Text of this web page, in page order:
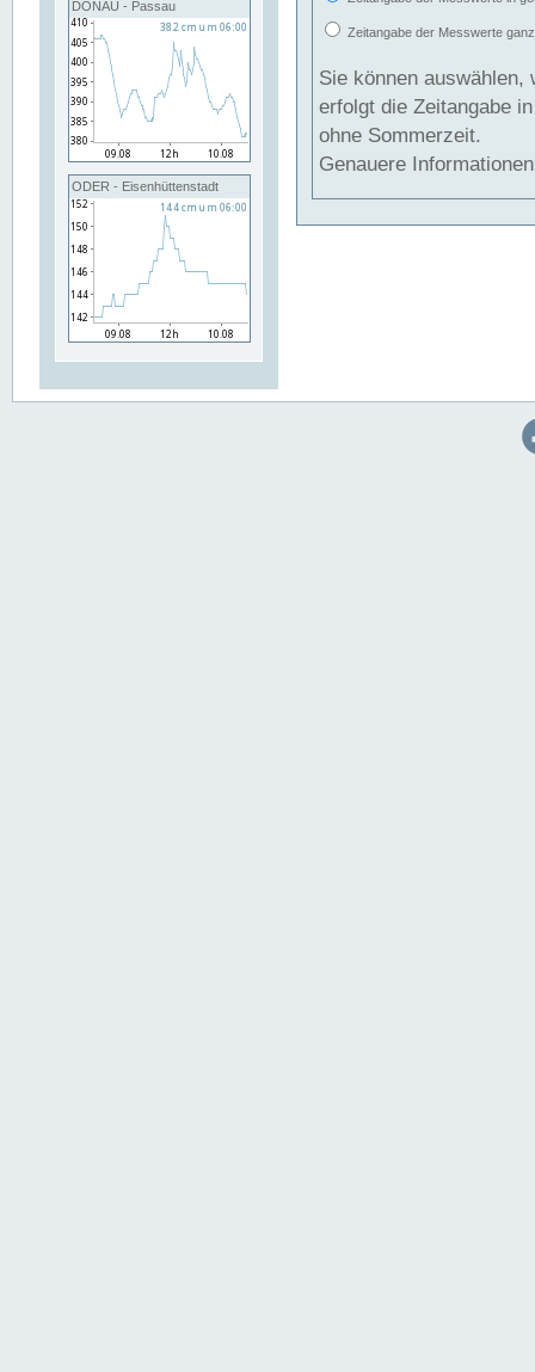
DONAU - Passau
ODER - Eisenhüttenstadt
Zeitangabe der Messwerte
Sie können auswählen,
erfolgt die Zeitangabe
ohne Sommerzeit.
Genauere